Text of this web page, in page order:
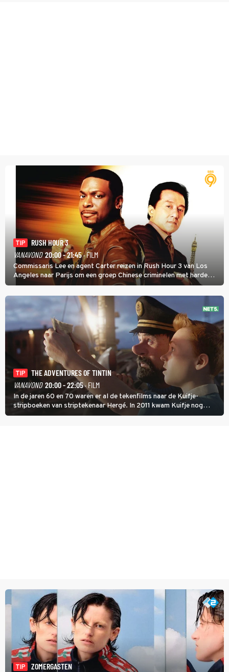
TIP
RUSH HOUR 3
VANAVOND 20:00 - 21:45· FILM
Commissaris Lee en agent Carter reizen in Rush Hour 3 van Los
Angeles naar Parijs om een groep Chinese criminelen met harde
hand aan te pakken.
TIP
THE ADVENTURES OF TINTIN
VANAVOND 20:00 - 22:05· FILM
In de jaren 60 en 70 waren er al de tekenfilms naar de Kuifje-
stripboeken van striptekenaar Hergé. In 2011 kwam Kuifje nog
meer tot leven in The Adventures of Tintin van Steven Spielberg.
TIP
ZOMERGASTEN